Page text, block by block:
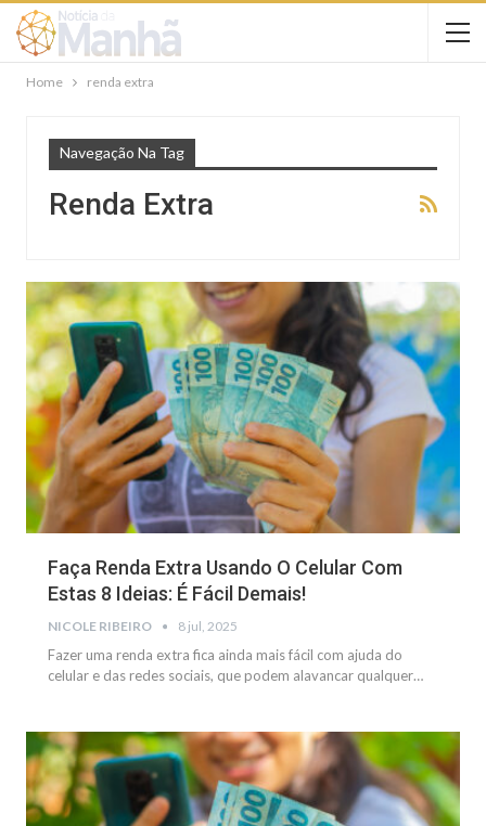
Home renda extra
Navegação Na Tag
Renda Extra
FINANÇAS
Faça Renda Extra Usando O Celular Com
Estas 8 Ideias: É Fácil Demais!
NICOLE RIBEIRO 8 jul, 2025
Fazer uma renda extra fica ainda mais fácil com ajuda do
celular e das redes sociais, que podem alavancar qualquer…
NOTÍCIAS